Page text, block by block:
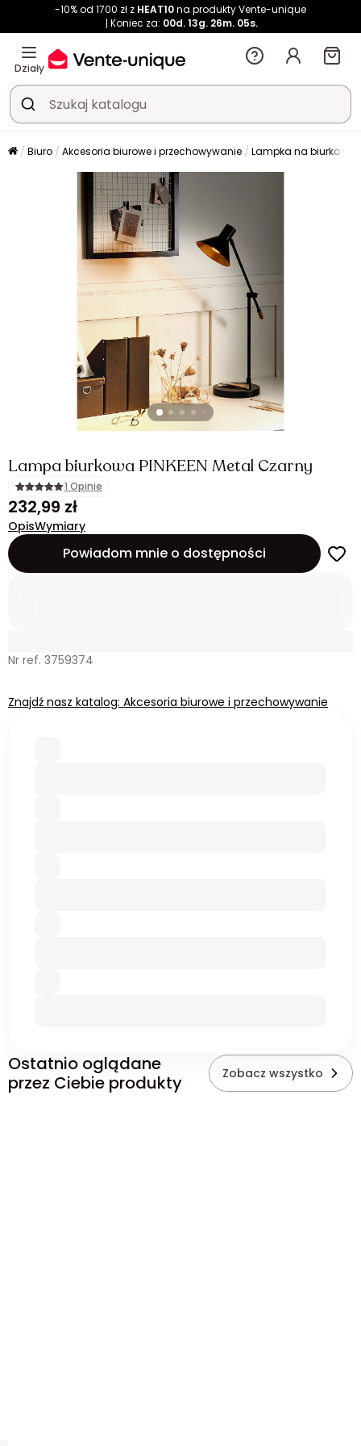
-10% od 1700 zł z HEAT10na produkty Vente-unique
Koniec za: 00d.13g. 26m. 03s.
Działy
Biuro Akcesoria biurowe i przechowywanie Lampka na biurko
Lampa biurkowa PINKEEN Metal Czarny
1 Opinie
232,99 zł
OpisWymiary
Powiadom mnie o dostępności
Nr ref. 3759374
Znajdź nasz katalog: Akcesoria biurowe i przechowywanie
Ostatnio oglądane
przez Ciebie produkty
Zobacz wszystko